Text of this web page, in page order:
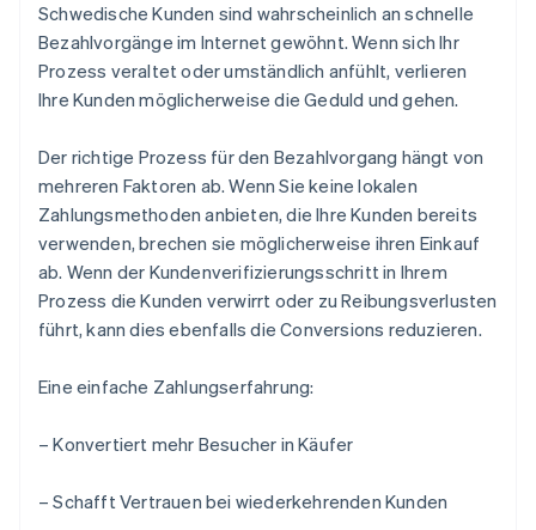
Schwedische Kunden sind wahrscheinlich an schnelle
Bezahlvorgänge im Internet gewöhnt. Wenn sich Ihr
Prozess veraltet oder umständlich anfühlt, verlieren
Ihre Kunden möglicherweise die Geduld und gehen.
Der richtige Prozess für den Bezahlvorgang hängt von
mehreren Faktoren ab. Wenn Sie keine lokalen
Zahlungsmethoden anbieten, die Ihre Kunden bereits
verwenden, brechen sie möglicherweise ihren Einkauf
ab. Wenn der Kundenverifizierungsschritt in Ihrem
Prozess die Kunden verwirrt oder zu Reibungsverlusten
führt, kann dies ebenfalls die Conversions reduzieren.
Eine einfache Zahlungserfahrung:
– Konvertiert mehr Besucher in Käufer
– Schafft Vertrauen bei wiederkehrenden Kunden